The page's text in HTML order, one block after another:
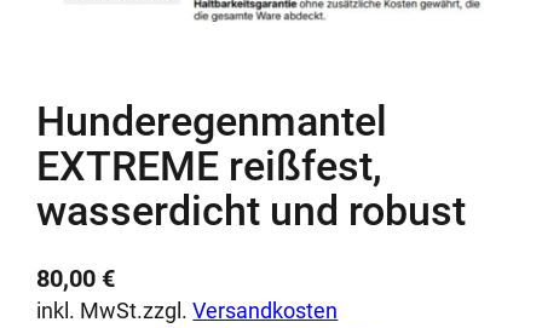
Hunderegenmantel
EXTREME reißfest,
wasserdicht und robust
80,00€
inkl. MwSt.zzgl.Versandkosten